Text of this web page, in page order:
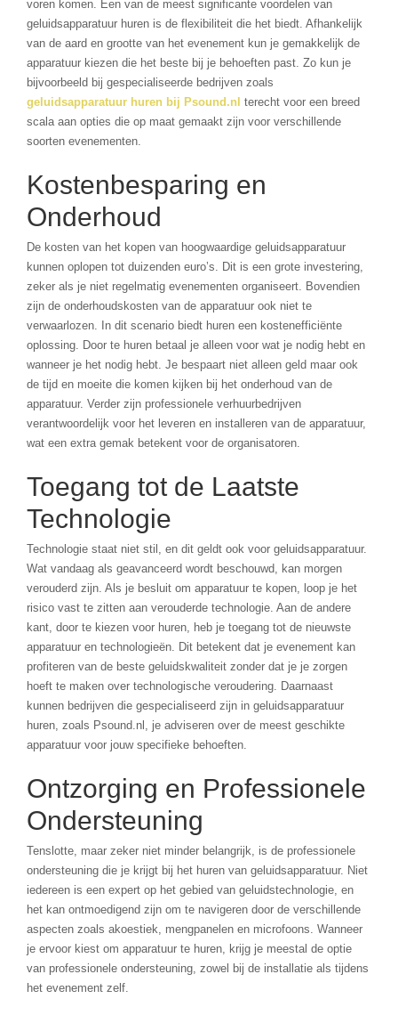
voren komen. Een van de meest significante voordelen van
geluidsapparatuur huren is de flexibiliteit die het biedt. Afhankelijk
van de aard en grootte van het evenement kun je gemakkelijk de
apparatuur kiezen die het beste bij je behoeften past. Zo kun je
bijvoorbeeld bij gespecialiseerde bedrijven zoals
geluidsapparatuur huren bij Psound.nl terecht voor een breed
scala aan opties die op maat gemaakt zijn voor verschillende
soorten evenementen.
Kostenbesparing en
Onderhoud
De kosten van het kopen van hoogwaardige geluidsapparatuur
kunnen oplopen tot duizenden euro’s. Dit is een grote investering,
zeker als je niet regelmatig evenementen organiseert. Bovendien
zijn de onderhoudskosten van de apparatuur ook niet te
verwaarlozen. In dit scenario biedt huren een kostenefficiënte
oplossing. Door te huren betaal je alleen voor wat je nodig hebt en
wanneer je het nodig hebt. Je bespaart niet alleen geld maar ook
de tijd en moeite die komen kijken bij het onderhoud van de
apparatuur. Verder zijn professionele verhuurbedrijven
verantwoordelijk voor het leveren en installeren van de apparatuur,
wat een extra gemak betekent voor de organisatoren.
Toegang tot de Laatste
Technologie
Technologie staat niet stil, en dit geldt ook voor geluidsapparatuur.
Wat vandaag als geavanceerd wordt beschouwd, kan morgen
verouderd zijn. Als je besluit om apparatuur te kopen, loop je het
risico vast te zitten aan verouderde technologie. Aan de andere
kant, door te kiezen voor huren, heb je toegang tot de nieuwste
apparatuur en technologieën. Dit betekent dat je evenement kan
profiteren van de beste geluidskwaliteit zonder dat je je zorgen
hoeft te maken over technologische veroudering. Daarnaast
kunnen bedrijven die gespecialiseerd zijn in geluidsapparatuur
huren, zoals Psound.nl, je adviseren over de meest geschikte
apparatuur voor jouw specifieke behoeften.
Ontzorging en Professionele
Ondersteuning
Tenslotte, maar zeker niet minder belangrijk, is de professionele
ondersteuning die je krijgt bij het huren van geluidsapparatuur. Niet
iedereen is een expert op het gebied van geluidstechnologie, en
het kan ontmoedigend zijn om te navigeren door de verschillende
aspecten zoals akoestiek, mengpanelen en microfoons. Wanneer
je ervoor kiest om apparatuur te huren, krijg je meestal de optie
van professionele ondersteuning, zowel bij de installatie als tijdens
het evenement zelf.